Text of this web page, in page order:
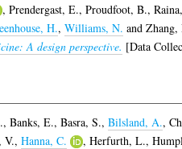
, Prendergast, E., Proudfoot, B.,
H., Williams, N. and Zhang,
A design perspective. [Data
, Banks, E., Basra, S., Bilsland, A.,
V., Hanna, C. , Herfurth, L.,